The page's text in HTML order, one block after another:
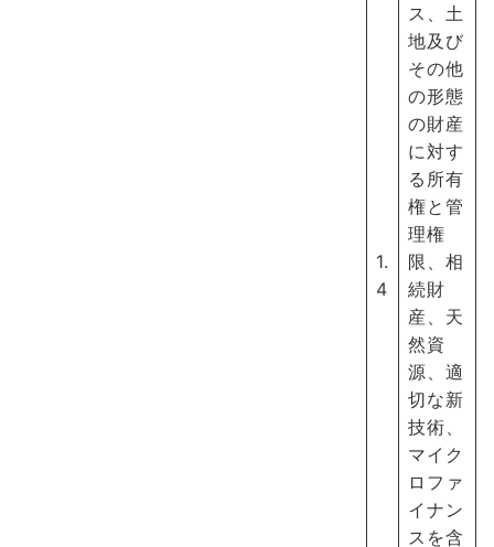
1.
4
ス、土
地及び
その他
の形態
の財産
に対す
る所有
権と管
理権
限、相
続財
産、天
然資
源、適
切な新
技術、
マイク
ロファ
イナン
スを含